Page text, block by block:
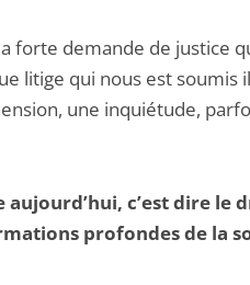
forte demande de justice
litige qui nous est soumis
une inquiétude,
aujourd’hui, c’est dire le
profondes de la